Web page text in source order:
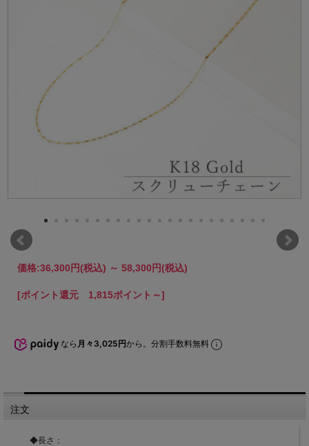
価格:36,300円(税込) ～ 58,300円(税込)
[ポイント還元 1,815ポイント～]
なら 月々3,025円から。分割手数料無料
注文
◆長さ：